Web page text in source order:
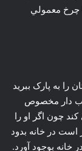
به پارک ببريد
دار مخصوص
مختلف مثل
دارند پس به
علاقه خود
دهيد ، بچه ها